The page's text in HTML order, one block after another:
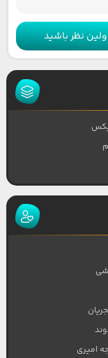
نظر باشید
امیری